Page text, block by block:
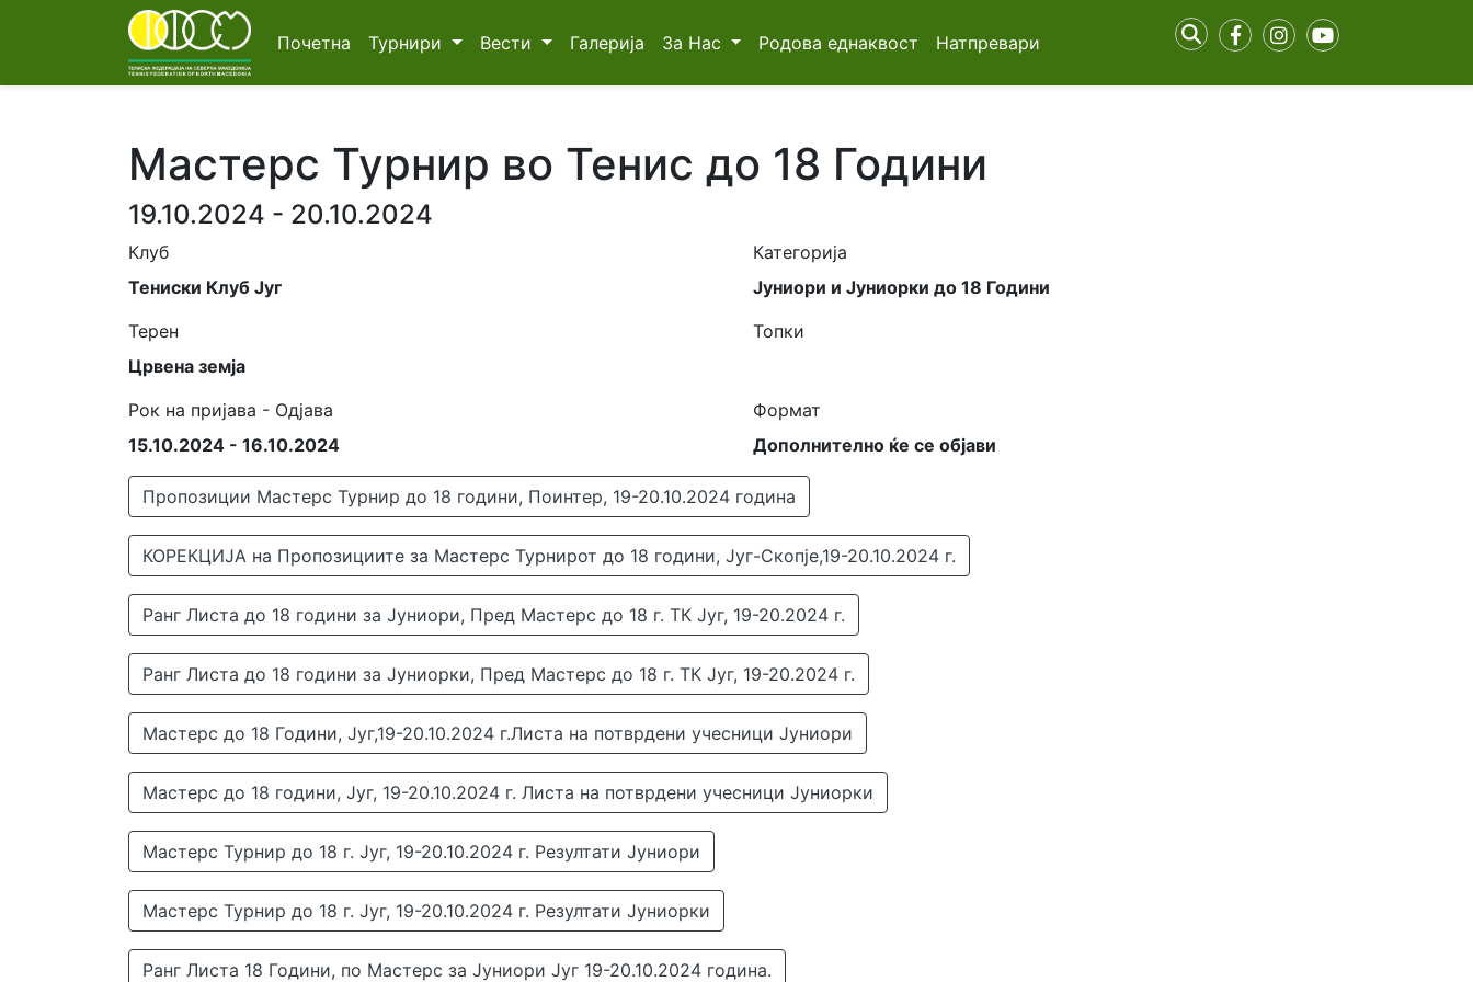
Почетна Турнири Вести Галерија За Нас Родова еднаквост Натпревари
Мастерс Турнир во Тенис до 18 Години
19.10.2024 - 20.10.2024
Клуб
Тениски Клуб Југ
Категорија
Јуниори и Јуниорки до 18 Години
Терен
Црвена земја
Топки
Рок на пријава - Одјава
15.10.2024 - 16.10.2024
Формат
Дополнително ќе се објави
Пропозиции Мастерс Турнир до 18 години, Поинтер, 19-20.10.2024 година
КОРЕКЦИЈА на Пропозициите за Мастерс Турнирот до 18 години, Југ-Скопје,19-20.10.2024 г.
Ранг Листа до 18 години за Јуниори, Пред Мастерс до 18 г. ТК Југ, 19-20.2024 г.
Ранг Листа до 18 години за Јуниорки, Пред Мастерс до 18 г. ТК Југ, 19-20.2024 г.
Мастерс до 18 Години, Југ,19-20.10.2024 г.Листа на потврдени учесници Јуниори
Мастерс до 18 години, Југ, 19-20.10.2024 г. Листа на потврдени учесници Јуниорки
Мастерс Турнир до 18 г. Југ, 19-20.10.2024 г. Резултати Јуниори
Мастерс Турнир до 18 г. Југ, 19-20.10.2024 г. Резултати Јуниорки
Ранг Листа 18 Години, по Мастерс за Јуниори Југ 19-20.10.2024 година.